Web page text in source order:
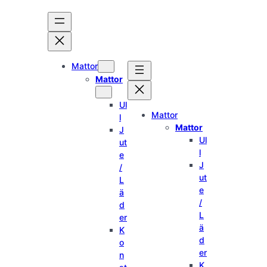
Mattor
Mattor
Ul
l
J
ut
e
/
L
ä
d
er
K
o
n
Mattor
Mattor
Ul
l
J
ut
e
/
L
ä
d
er
K